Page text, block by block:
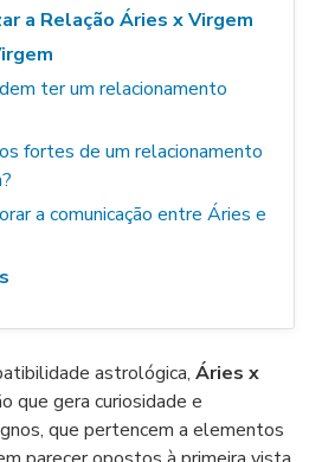
a Relação Áries x Virgem
ter um relacionamento
fortes de um relacionamento
a comunicação entre Áries e
astrológica, Áries x
que gera curiosidade e
que pertencem a elementos